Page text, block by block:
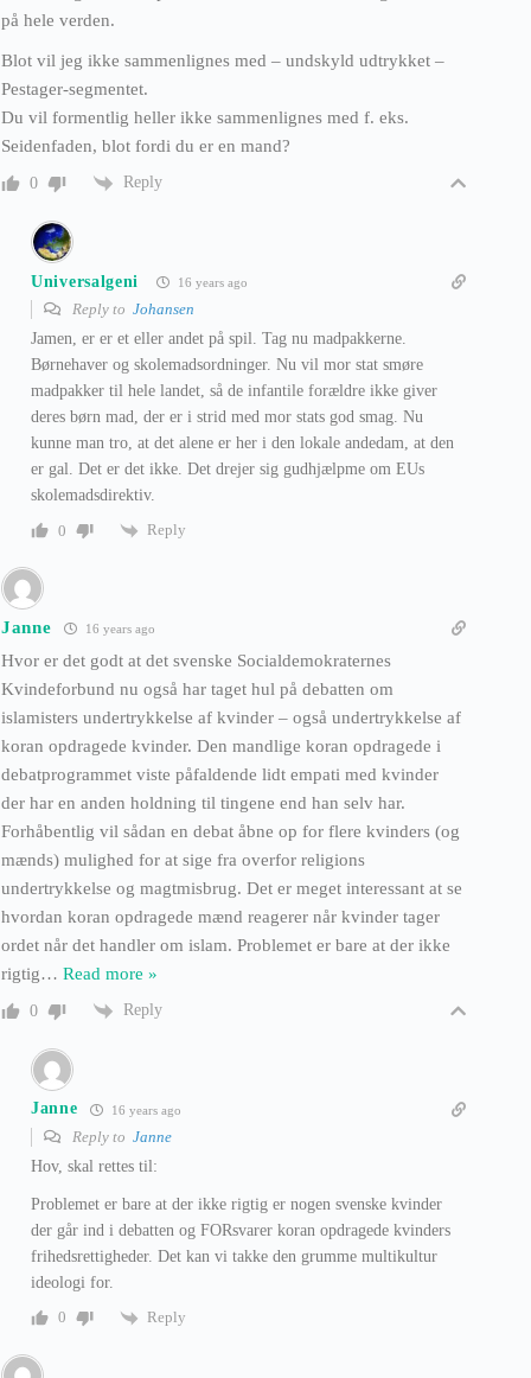
på hele verden.
Blot vil jeg ikke sammenlignes med – undskyld udtrykket –
Pestager-segmentet.
Du vil formentlig heller ikke sammenlignes med f. eks.
Seidenfaden, blot fordi du er en mand?
0 Reply
Universalgeni 16 years ago
Reply to Johansen
Jamen, er er et eller andet på spil. Tag nu madpakkerne.
Børnehaver og skolemadsordninger. Nu vil mor stat smøre
madpakker til hele landet, så de infantile forældre ikke giver
deres børn mad, der er i strid med mor stats god smag. Nu
kunne man tro, at det alene er her i den lokale andedam, at den
er gal. Det er det ikke. Det drejer sig gudhjælpme om EUs
skolemadsdirektiv.
0
Reply
Janne 16 years ago
Hvor er det godt at det svenske Socialdemokraternes
Kvindeforbund nu også har taget hul på debatten om
islamisters undertrykkelse af kvinder – også undertrykkelse af
koran opdragede kvinder. Den mandlige koran opdragede i
debatprogrammet viste påfaldende lidt empati med kvinder
der har en anden holdning til tingene end han selv har.
Forhåbentlig vil sådan en debat åbne op for flere kvinders (og
mænds) mulighed for at sige fra overfor religions
undertrykkelse og magtmisbrug. Det er meget interessant at se
hvordan koran opdragede mænd reagerer når kvinder tager
ordet når det handler om islam. Problemet er bare at der ikke
rigtig… Read more »
0 Reply
Janne 16 years ago
Reply to Janne
Hov, skal rettes til:
Problemet er bare at der ikke rigtig er nogen svenske kvinder
der går ind i debatten og FORsvarer koran opdragede kvinders
frihedsrettigheder. Det kan vi takke den grumme multikultur
ideologi for.
0
Reply